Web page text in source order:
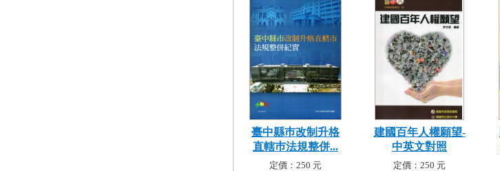
臺中縣巿改制升格
直轄巿法規整併...
定價：250 元
建國百年人權願望-
中英文對照
定價：250 元